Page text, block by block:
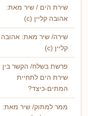
שירת הים / שיר מאת:
אהובה קליין (c)
שירה/ שיר מאת: אהובה
קליין (c)
פרשת בשלח/ הקשר בין
שירת הים לתחיית
המתים-כיצד?
ממר למתוק/ שיר מאת: